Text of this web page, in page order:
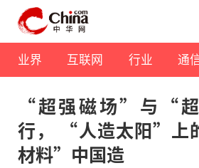
业界 互联网 行业 通
“超强磁场”与“
行， “人造太阳”上
材料”中国造